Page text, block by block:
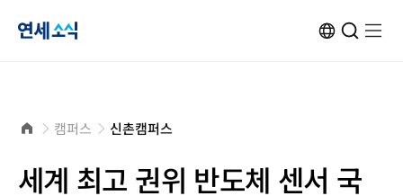
연
소
식
홈
으 캠퍼스 신촌캠퍼스
세계 최고 권위 반도체 센서 국